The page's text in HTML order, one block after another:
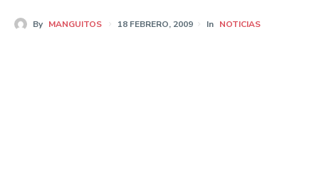
By MANGUITOS 18 FEBRERO, 2009 In NOTICIAS